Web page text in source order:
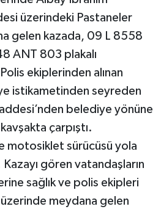
üzerindeki Pastaneler
gelen kazada, 09 L 8558
ANT 803 plakalı
ekiplerinden alınan
istikametinden seyreden
belediye yönüne
çarpıştı.
motosiklet sürücüsü yola
gören vatandaşların
sağlık ve polis ekipleri
meydana gelen